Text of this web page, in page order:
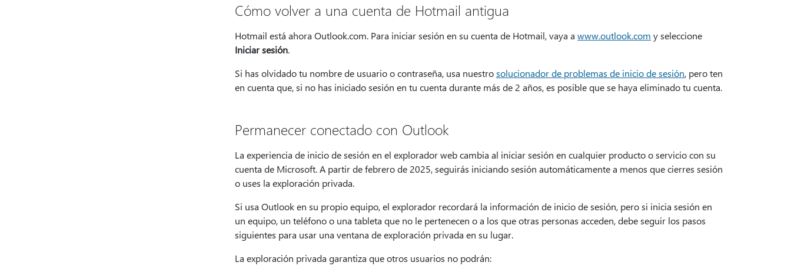
Cómo volver a una cuenta de Hotmail antigua
Hotmail está ahora Outlook.com. Para iniciar sesión en su cuenta de Hotmail, vaya a www.outlook.com y seleccione
Iniciar sesión.
Si has olvidado tu nombre de usuario o contraseña, usa nuestrosolucionador de problemas de inicio de sesión, pero ten
en cuenta que, si no has iniciado sesión en tu cuenta durante más de 2 años, es posible que se haya eliminado tu cuenta.
Permanecer conectado con Outlook
La experiencia de inicio de sesión en el explorador web cambia al iniciar sesión en cualquier producto o servicio con su
cuenta de Microsoft. A partir de febrero de 2025, seguirás iniciando sesión automáticamente a menos que cierres sesión
o uses la exploración privada.
Si usa Outlook en su propio equipo, el explorador recordará la información de inicio de sesión, pero si inicia sesión en
un equipo, un teléfono o una tableta que no le pertenecen o a los que otras personas acceden, debe seguir los pasos
siguientes para usar una ventana de exploración privada en su lugar.
La exploración privada garantiza que otros usuarios no podrán: